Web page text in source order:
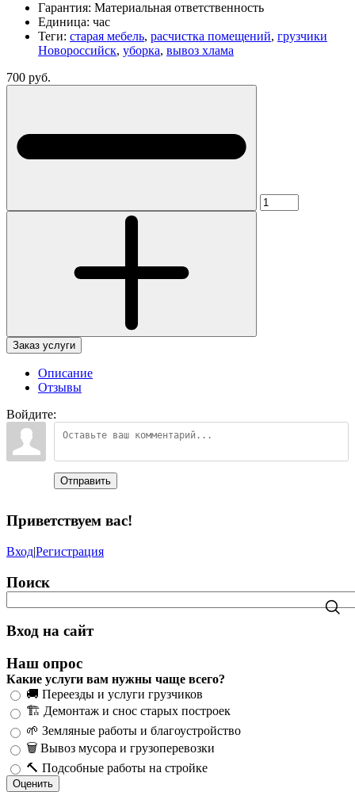
Гарантия: Материальная ответственность
Единица: час
Теги: старая мебель, расчистка помещений, грузчики
Новороссийск, уборка, вывоз хлама
700 руб.
Заказ услуги
Описание
Отзывы
Войдите:
Отправить
Приветствуем вас!
Вход|Регистрация
Поиск
Вход на сайт
Наш опрос
Какие услуги вам нужны чаще всего?
🚚 Переезды и услуги грузчиков
🏗️ Демонтаж и снос старых построек
🌱 Земляные работы и благоустройство
🗑️ Вывоз мусора и грузоперевозки
🔨 Подсобные работы на стройке